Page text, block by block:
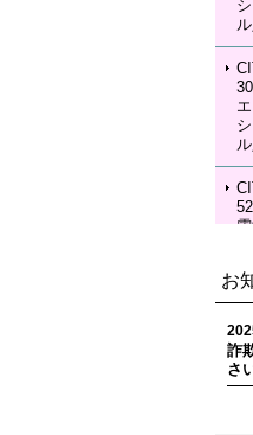
お
詐
さ